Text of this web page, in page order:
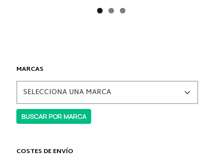
MARCAS
COSTES DE ENVÍO